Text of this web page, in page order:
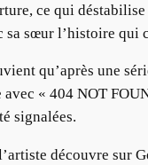
ce qui
sa sœur l’histoire qui
qu’après une
avec « 404 NOT
signalées.
découvre sur